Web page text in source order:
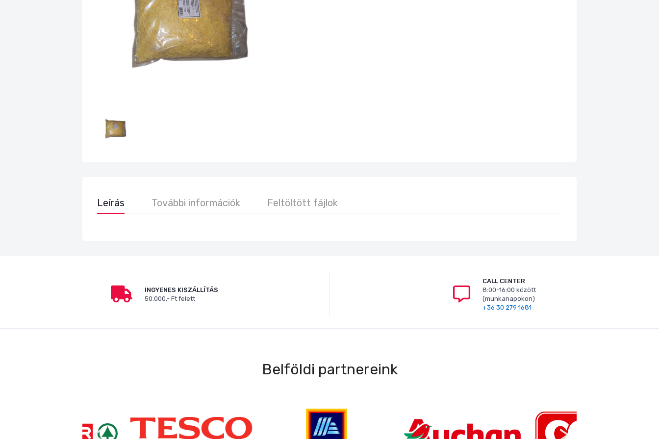
Leírás További információk Feltöltött fájlok
INGYENES KISZÁLLÍTÁS
50.000,- Ft felett
CALL CENTER
8:00-16:00 között
(munkanapokon)
+36 30 279 1681
Belföldi partnereink